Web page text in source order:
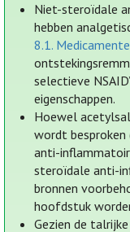
Niet-steroïdale
hebben
8.1.
selectieve
eigenschappen.
Hoewel
wordt besproken
anti-
steroïdale anti-
bronnen
hoofdstuk
Gezien de